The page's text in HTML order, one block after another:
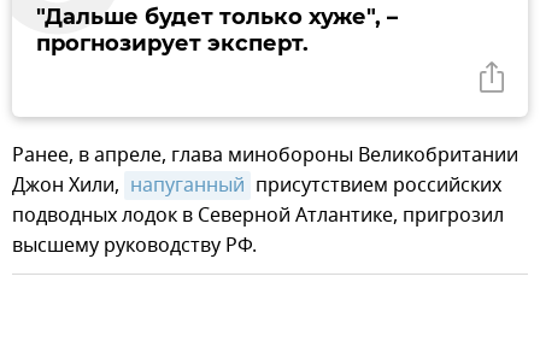
"Дальше будет только хуже", –
прогнозирует эксперт.
Ранее, в апреле, глава минобороны Великобритании
Джон Хили, напуганный присутствием российских
подводных лодок в Северной Атлантике, пригрозил
высшему руководству РФ.